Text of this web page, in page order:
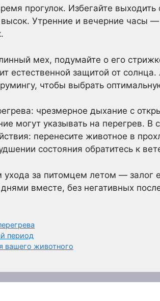
прогулок. Избегайте
Утренние и вечерние часы
мех, подумайте о его
естественной защитой от
чтобы выбрать
чрезмерное дыхание с
могут указывать на перегрев. В
перенесите животное в
состояния обратитесь к
за питомцем летом — залог
вместе, без негативных
период
вашего животного